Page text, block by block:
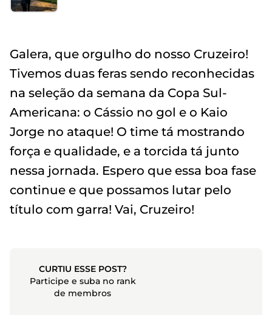
Galera, que orgulho do nosso Cruzeiro!
Tivemos duas feras sendo reconhecidas
na seleção da semana da Copa Sul-
Americana: o Cássio no gol e o Kaio
Jorge no ataque! O time tá mostrando
força e qualidade, e a torcida tá junto
nessa jornada. Espero que essa boa fase
continue e que possamos lutar pelo
título com garra! Vai, Cruzeiro!
CURTIU ESSE POST?
Participe e suba no rank
de membros